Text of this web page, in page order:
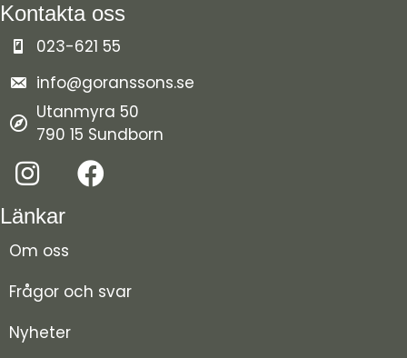
Kontakta oss
023-621 55
info@goranssons.se
Utanmyra 50
790 15 Sundborn
Länkar
Om oss
Frågor och svar
Nyheter